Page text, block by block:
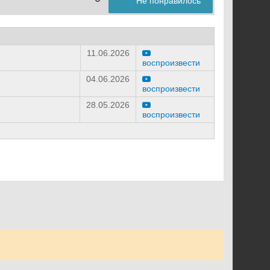
11.06.2026
воспроизвести
04.06.2026
воспроизвести
28.05.2026
воспроизвести